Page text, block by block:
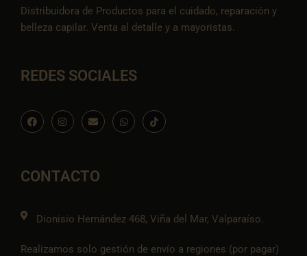
Distribuidora de Productos para el cuidado, reparación y
belleza capilar. Venta al detalle y a mayoristas.
REDES SOCIALES
F
a
c
o
k
I
n
s
r
a
E
n
v
p
e
W
h
a
I
c
o
CONTACTO
Dionisio Hernández 468, Viña del Mar, Valparaíso.
Realizamos solo gestión de envío a regiones (por pagar)